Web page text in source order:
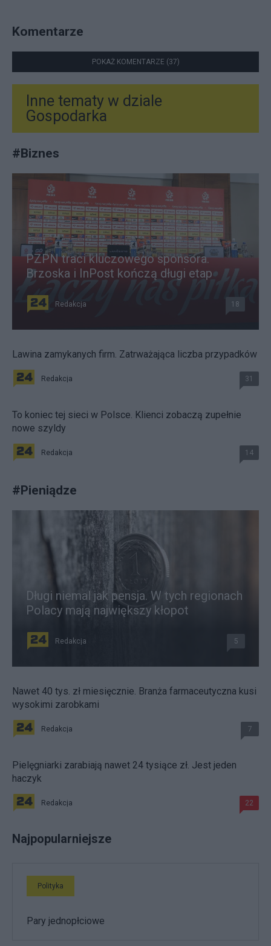
Komentarze
POKAŻ KOMENTARZE (37)
Inne tematy w dziale
Gospodarka
#Biznes
PZPN traci kluczowego sponsora.
Brzoska i InPost kończą długi etap
Redakcja 18
Lawina zamykanych firm. Zatrważająca liczba przypadków
Redakcja 31
To koniec tej sieci w Polsce. Klienci zobaczą zupełnie
nowe szyldy
Redakcja 14
#Pieniądze
Długi niemal jak pensja. W tych regionach
Polacy mają największy kłopot
Redakcja 5
Nawet 40 tys. zł miesięcznie. Branża farmaceutyczna kusi
wysokimi zarobkami
Redakcja 7
Pielęgniarki zarabiają nawet 24 tysiące zł. Jest jeden
haczyk
Redakcja 22
Najpopularniejsze
Polityka
Pary jednopłciowe